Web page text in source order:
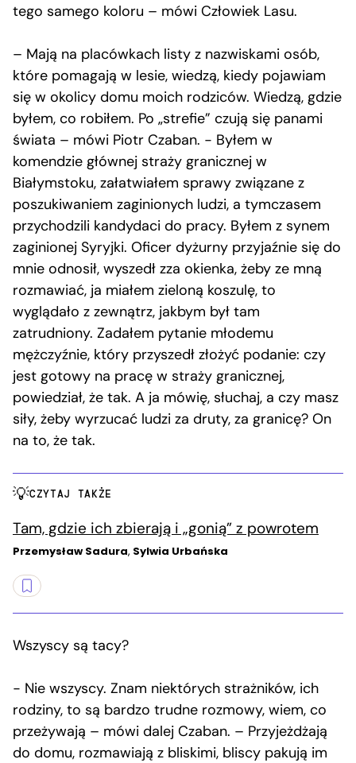
tego samego koloru – mówi Człowiek Lasu.
– Mają na placówkach listy z nazwiskami osób,
które pomagają w lesie, wiedzą, kiedy pojawiam
się w okolicy domu moich rodziców. Wiedzą, gdzie
byłem, co robiłem. Po „strefie” czują się panami
świata – mówi Piotr Czaban. − Byłem w
komendzie głównej straży granicznej w
Białymstoku, załatwiałem sprawy związane z
poszukiwaniem zaginionych ludzi, a tymczasem
przychodzili kandydaci do pracy. Byłem z synem
zaginionej Syryjki. Oficer dyżurny przyjaźnie się do
mnie odnosił, wyszedł zza okienka, żeby ze mną
rozmawiać, ja miałem zieloną koszulę, to
wyglądało z zewnątrz, jakbym był tam
zatrudniony. Zadałem pytanie młodemu
mężczyźnie, który przyszedł złożyć podanie: czy
jest gotowy na pracę w straży granicznej,
powiedział, że tak. A ja mówię, słuchaj, a czy masz
siły, żeby wyrzucać ludzi za druty, za granicę? On
na to, że tak.
CZYTAJ TAKŻE
Tam, gdzie ich zbierają i „gonią” z powrotem
Przemysław Sadura, Sylwia Urbańska
Wszyscy są tacy?
− Nie wszyscy. Znam niektórych strażników, ich
rodziny, to są bardzo trudne rozmowy, wiem, co
przeżywają – mówi dalej Czaban. – Przyjeżdżają
do domu, rozmawiają z bliskimi, bliscy pakują im